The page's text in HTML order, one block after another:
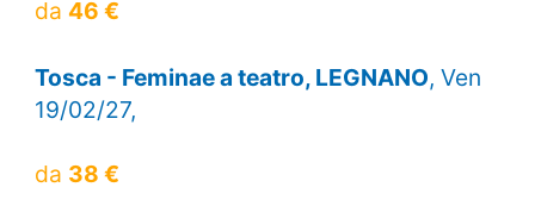
da 46 €
Tosca - Feminae a teatro, LEGNANO, Ven
19/02/27,
da 38 €